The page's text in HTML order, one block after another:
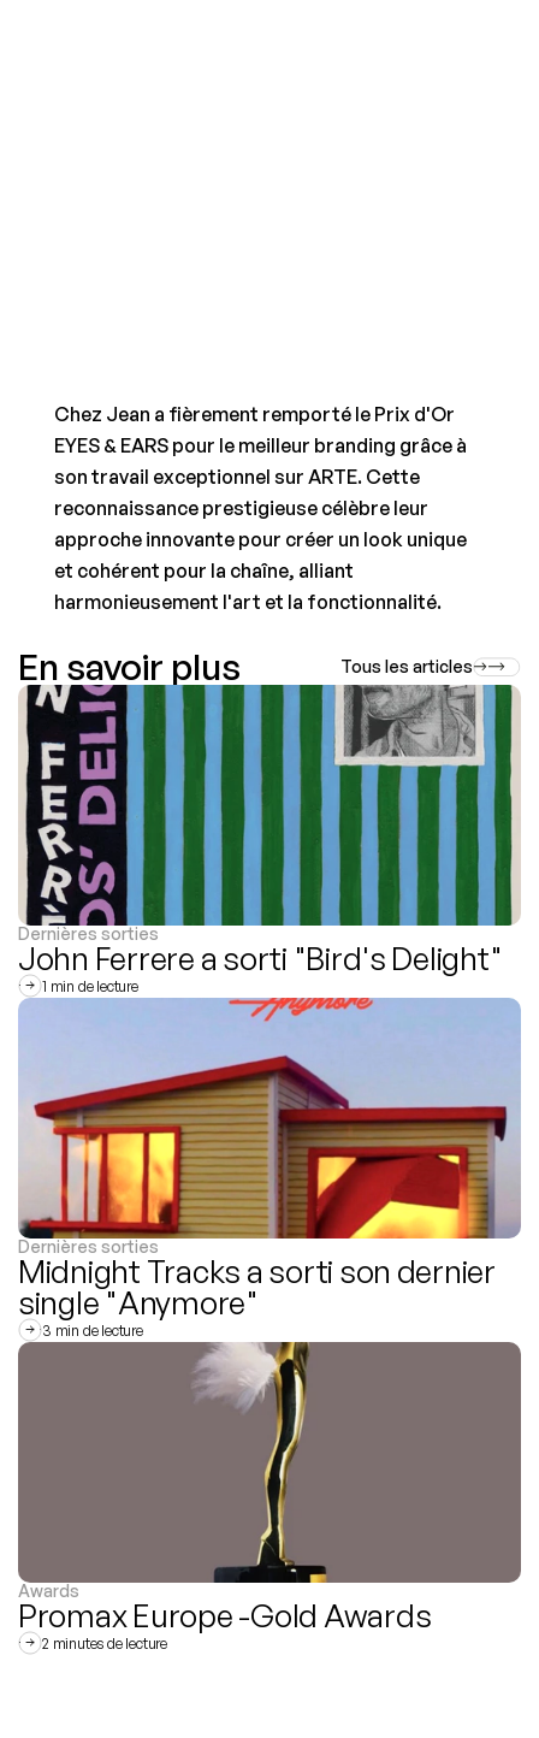
Chez Jean a fièrement remporté le Prix d'Or
EYES & EARS pour le meilleur branding grâce à
son travail exceptionnel sur ARTE. Cette
reconnaissance prestigieuse célèbre leur
approche innovante pour créer un look unique
et cohérent pour la chaîne, alliant
harmonieusement l'art et la fonctionnalité.
En savoir plus Tous les articles
Dernières sorties
John Ferrere a sorti "Bird's Delight"
1 min de lecture
Dernières sorties
Midnight Tracks a sorti son dernier
single "Anymore"
3 min de lecture
Awards
Promax Europe -Gold Awards
2 minutes de lecture